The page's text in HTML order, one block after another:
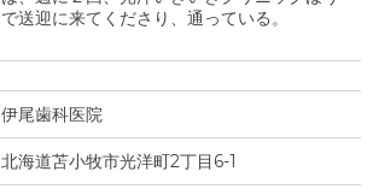
で送迎に来てくださり、通っている。
伊尾歯科医院
北海道苫小牧市光洋町2丁目6-1